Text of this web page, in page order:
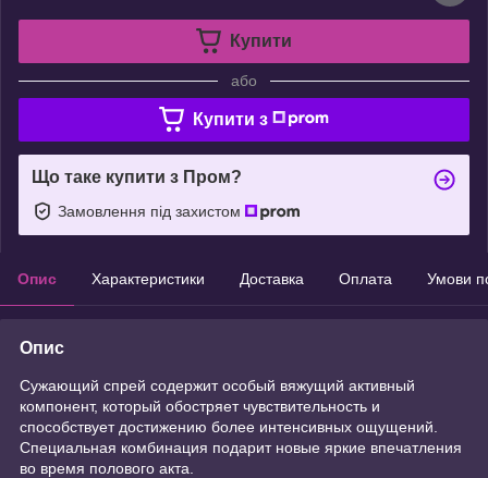
Купити
або
Купити з
Що таке купити з Пром?
Замовлення під захистом
Опис Характеристики Доставка Оплата Умови
Опис
Сужающий спрей содержит особый вяжущий активный
компонент, который обостряет чувствительность и
способствует достижению более интенсивных ощущений.
Специальная комбинация подарит новые яркие впечатления
во время полового акта.